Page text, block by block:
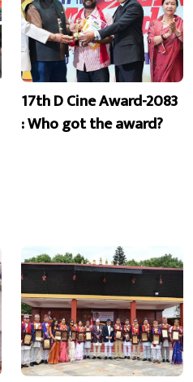
17th D Cine Award-2083
: Who got the award?